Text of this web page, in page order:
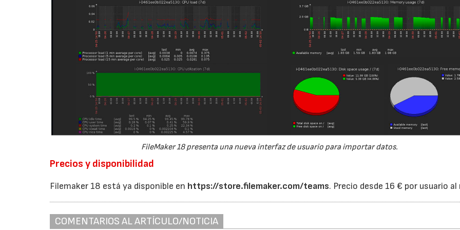
FileMaker 18 presenta una nueva interfaz de usuario para importar datos.
Precios y disponibilidad
Filemaker 18 está ya disponible en https://store.filemaker.com/teams. Precio desde 16 € por usuario al
COMENTARIOS AL ARTÍCULO/NOTICIA